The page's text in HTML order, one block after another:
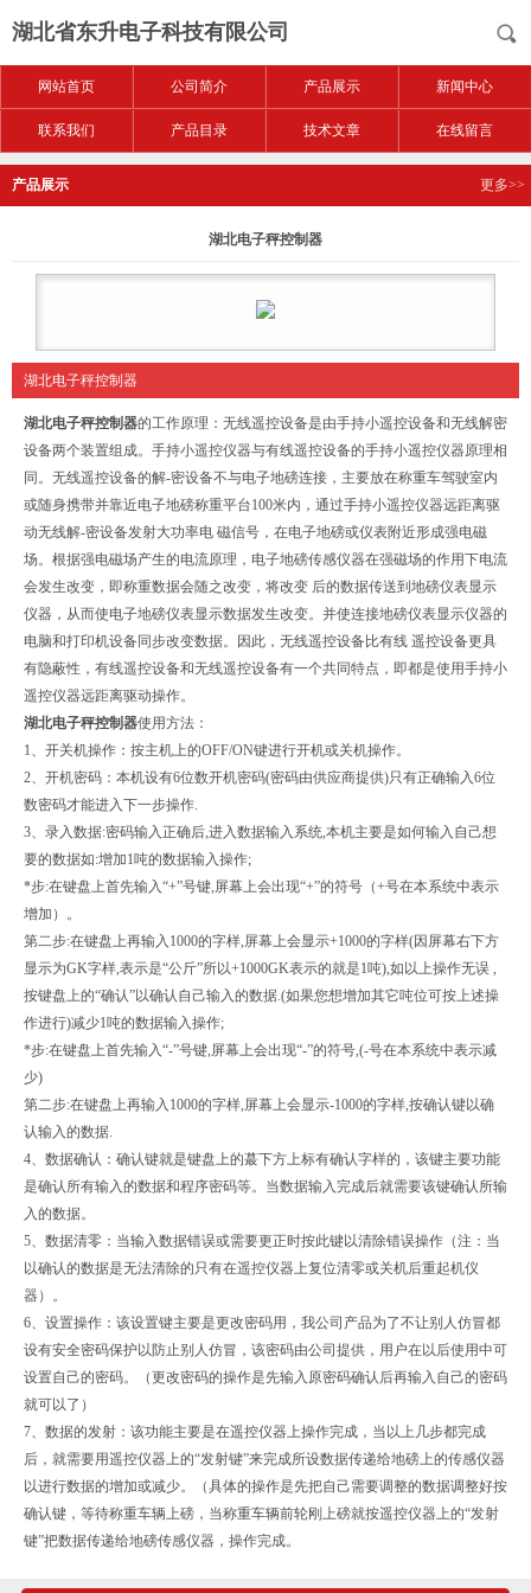
湖北省东升电子科技有限公司
网站首页 公司简介 产品展示 新闻中心
联系我们 产品目录 技术文章 在线留言
产品展示 更多>>
湖北电子秤控制器
湖北电子秤控制器
湖北电子秤控制器的工作原理：无线遥控设备是由手持小遥控设备和无线解密
设备两个装置组成。手持小遥控仪器与有线遥控设备的手持小遥控仪器原理相
同。无线遥控设备的解-密设备不与电子地磅连接，主要放在称重车驾驶室内
或随身携带并靠近电子地磅称重平台100米内，通过手持小遥控仪器远距离驱
动无线解-密设备发射大功率电 磁信号，在电子地磅或仪表附近形成强电磁
场。根据强电磁场产生的电流原理，电子地磅传感仪器在强磁场的作用下电流
会发生改变，即称重数据会随之改变，将改变 后的数据传送到地磅仪表显示
仪器，从而使电子地磅仪表显示数据发生改变。并使连接地磅仪表显示仪器的
电脑和打印机设备同步改变数据。因此，无线遥控设备比有线 遥控设备更具
有隐蔽性，有线遥控设备和无线遥控设备有一个共同特点，即都是使用手持小
遥控仪器远距离驱动操作。
湖北电子秤控制器使用方法：
1、开关机操作：按主机上的OFF/ON键进行开机或关机操作。
2、开机密码：本机设有6位数开机密码(密码由供应商提供)只有正确输入6位
数密码才能进入下一步操作.
3、录入数据:密码输入正确后,进入数据输入系统,本机主要是如何输入自己想
要的数据如:增加1吨的数据输入操作;
*步:在键盘上首先输入“+”号键,屏幕上会出现“+”的符号（+号在本系统中表示
增加）。
第二步:在键盘上再输入1000的字样,屏幕上会显示+1000的字样(因屏幕右下方
显示为GK字样,表示是“公斤”所以+1000GK表示的就是1吨),如以上操作无误 ,
按键盘上的“确认”以确认自己输入的数据.(如果您想增加其它吨位可按上述操
作进行)减少1吨的数据输入操作;
*步:在键盘上首先输入“-”号键,屏幕上会出现“-”的符号,(-号在本系统中表示减
少)
第二步:在键盘上再输入1000的字样,屏幕上会显示-1000的字样,按确认键以确
认输入的数据.
4、数据确认：确认键就是键盘上的蕞下方上标有确认字样的，该键主要功能
是确认所有输入的数据和程序密码等。当数据输入完成后就需要该键确认所输
入的数据。
5、数据清零：当输入数据错误或需要更正时按此键以清除错误操作（注：当
以确认的数据是无法清除的只有在遥控仪器上复位清零或关机后重起机仪
器）。
6、设置操作：该设置键主要是更改密码用，我公司产品为了不让别人仿冒都
设有安全密码保护以防止别人仿冒，该密码由公司提供，用户在以后使用中可
设置自己的密码。（更改密码的操作是先输入原密码确认后再输入自己的密码
就可以了）
7、数据的发射：该功能主要是在遥控仪器上操作完成，当以上几步都完成
后，就需要用遥控仪器上的“发射键”来完成所设数据传递给地磅上的传感仪器
以进行数据的增加或减少。（具体的操作是先把自己需要调整的数据调整好按
确认键，等待称重车辆上磅，当称重车辆前轮刚上磅就按遥控仪器上的“发射
键”把数据传递给地磅传感仪器，操作完成。